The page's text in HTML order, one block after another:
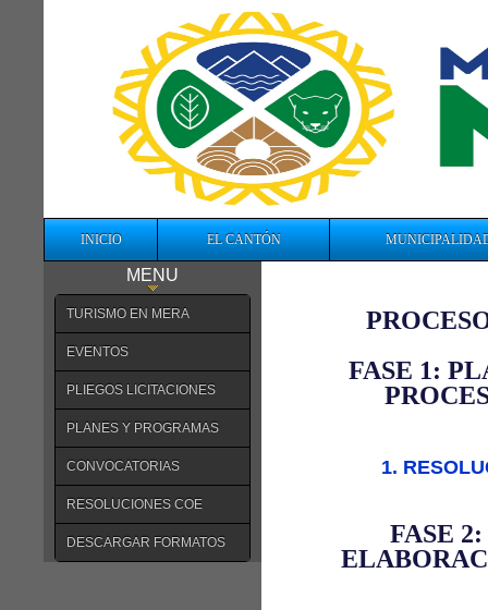
INICIO EL CANTÓN
MENU
TURISMO EN MERA
EVENTOS
PLIEGOS LICITACIONES
PLANES Y PROGRAMAS
CONVOCATORIAS
RESOLUCIONES COE
DESCARGAR FORMATOS
FASE 1:
1.
FASE